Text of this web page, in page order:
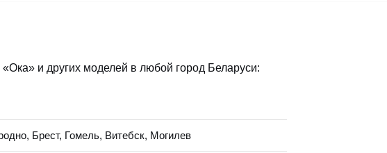
«Ока» и других моделей в любой город Беларуси:
Брест, Гомель, Витебск, Могилев